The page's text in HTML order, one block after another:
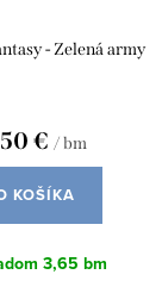
- Zelená army
€ / bm
KOŠÍKA
3,65 bm